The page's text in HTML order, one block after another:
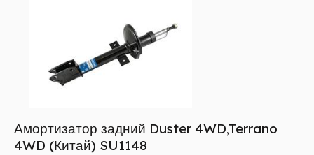
Амортизатор задний Duster 4WD,Terrano
4WD (Китай) SU1148